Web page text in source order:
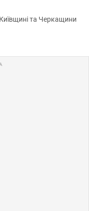
та Черкащини